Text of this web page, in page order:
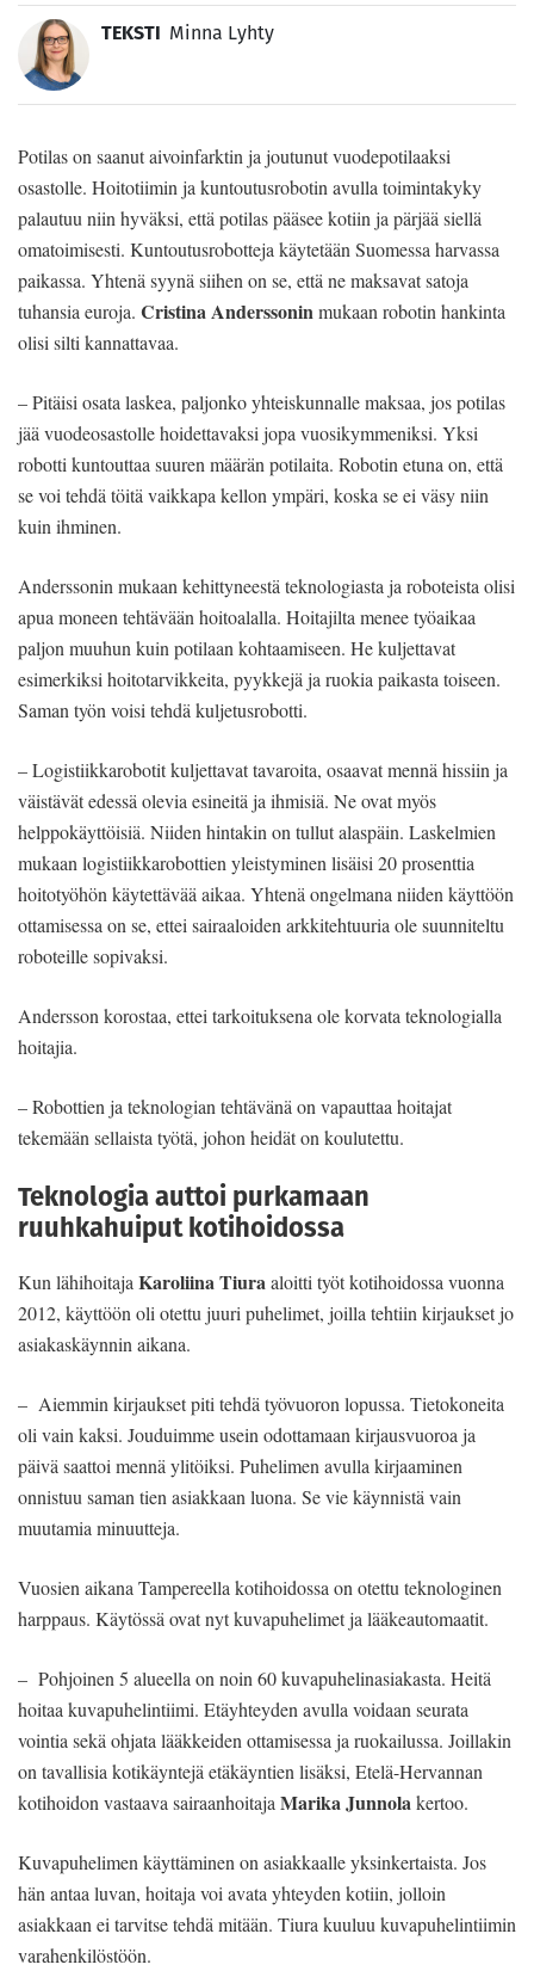
TEKSTI Minna Lyhty
Potilas on saanut aivoinfarktin ja joutunut vuodepotilaaksi
osastolle. Hoitotiimin ja kuntoutusrobotin avulla toimintakyky
palautuu niin hyväksi, että potilas pääsee kotiin ja pärjää siellä
omatoimisesti. Kuntoutusrobotteja käytetään Suomessa harvassa
paikassa. Yhtenä syynä siihen on se, että ne maksavat satoja
tuhansia euroja. Cristina Anderssoninmukaan robotin hankinta
olisi silti kannattavaa.
– Pitäisi osata laskea, paljonko yhteiskunnalle maksaa, jos potilas
jää vuodeosastolle hoidettavaksi jopa vuosikymmeniksi. Yksi
robotti kuntouttaa suuren määrän potilaita. Robotin etuna on, että
se voi tehdä töitä vaikkapa kellon ympäri, koska se ei väsy niin
kuin ihminen.
Anderssonin mukaan kehittyneestä teknologiasta ja roboteista olisi
apua moneen tehtävään hoitoalalla. Hoitajilta menee työaikaa
paljon muuhun kuin potilaan kohtaamiseen. He kuljettavat
esimerkiksi hoitotarvikkeita, pyykkejä ja ruokia paikasta toiseen.
Saman työn voisi tehdä kuljetusrobotti.
– Logistiikkarobotit kuljettavat tavaroita, osaavat mennä hissiin ja
väistävät edessä olevia esineitä ja ihmisiä. Ne ovat myös
helppokäyttöisiä. Niiden hintakin on tullut alaspäin. Laskelmien
mukaan logistiikkarobottien yleistyminen lisäisi 20 prosenttia
hoitotyöhön käytettävää aikaa. Yhtenä ongelmana niiden käyttöön
ottamisessa on se, ettei sairaaloiden arkkitehtuuria ole suunniteltu
roboteille sopivaksi.
Andersson korostaa, ettei tarkoituksena ole korvata teknologialla
hoitajia.
– Robottien ja teknologian tehtävänä on vapauttaa hoitajat
tekemään sellaista työtä, johon heidät on koulutettu.
Teknologia auttoi purkamaan
ruuhkahuiput kotihoidossa
Kun lähihoitaja Karoliina Tiuraaloitti työt kotihoidossa vuonna
2012, käyttöön oli otettu juuri puhelimet, joilla tehtiin kirjaukset jo
asiakaskäynnin aikana.
– Aiemmin kirjaukset piti tehdä työvuoron lopussa. Tietokoneita
oli vain kaksi. Jouduimme usein odottamaan kirjausvuoroa ja
päivä saattoi mennä ylitöiksi. Puhelimen avulla kirjaaminen
onnistuu saman tien asiakkaan luona. Se vie käynnistä vain
muutamia minuutteja.
Vuosien aikana Tampereella kotihoidossa on otettu teknologinen
harppaus. Käytössä ovat nyt kuvapuhelimet ja lääkeautomaatit.
– Pohjoinen 5 alueella on noin 60 kuvapuhelinasiakasta. Heitä
hoitaa kuvapuhelintiimi. Etäyhteyden avulla voidaan seurata
vointia sekä ohjata lääkkeiden ottamisessa ja ruokailussa. Joillakin
on tavallisia kotikäyntejä etäkäyntien lisäksi, Etelä-Hervannan
kotihoidon vastaava sairaanhoitaja Marika Junnolakertoo.
Kuvapuhelimen käyttäminen on asiakkaalle yksinkertaista. Jos
hän antaa luvan, hoitaja voi avata yhteyden kotiin, jolloin
asiakkaan ei tarvitse tehdä mitään. Tiura kuuluu kuvapuhelintiimin
varahenkilöstöön.